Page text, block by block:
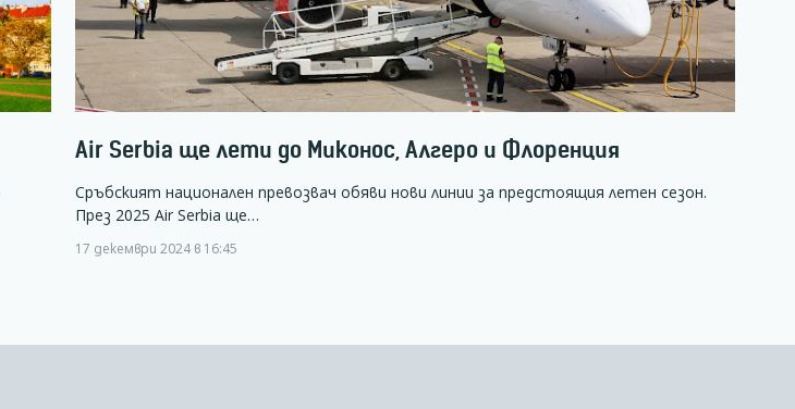
Air Serbia ще лети до Миконос, Алгеро и Флоренция
Сръбският национален превозвач обяви нови линии за предстоящия летен сезон.
През 2025 Air Serbia ще…
17 декември 2024 в 16:45